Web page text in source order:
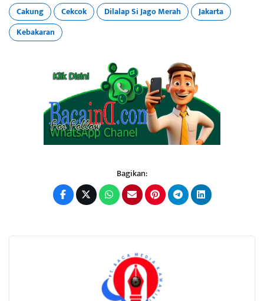
Cakung Cekcok Dilalap Si Jago Merah
Jakarta
Kebakaran
Bagikan: